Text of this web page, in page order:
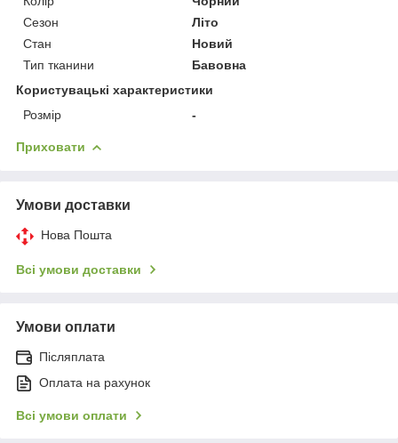
Сезон
Літо
Стан
Новий
Тип тканини
Бавовна
Користувацькі характеристики
Розмір
-
Приховати
Умови доставки
Нова Пошта
Всі умови доставки
Умови оплати
Післяплата
Оплата на рахунок
Всі умови оплати